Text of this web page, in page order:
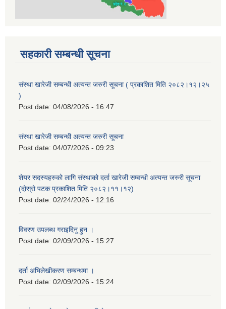
सहकारी सम्बन्धी सूचना
संस्था खारेजी सम्बन्धी अत्यन्त जरुरी सूचना ( प्रकाशित मिति २०८२।१२।२५
)
Post date: 04/08/2026 - 16:47
संस्था खारेजी सम्बन्धी अत्यन्त जरुरी सूचना
Post date: 04/07/2026 - 09:23
शेयर सदस्यहरुको लागि संस्थाको दर्ता खारेजी सम्वन्धी अत्यन्त जरुरी सूचना
(दोस्रो पटक प्रकाशित मिति २०८२।११।१२)
Post date: 02/24/2026 - 12:16
विवरण उपलब्ध गराइदिनु हुन ।
Post date: 02/09/2026 - 15:27
दर्ता अभिलेखीकरण सम्बन्धमा ।
Post date: 02/09/2026 - 15:24